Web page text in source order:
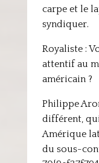
carpe et le
syndiquer.
Royaliste :
attentif au
américain ?
Philippe
différent,
Amérique
du sous-